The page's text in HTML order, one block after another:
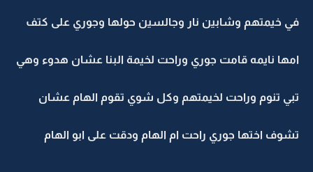
في خيمتهم وشابين نار وجالسين حولها وجوري على كتف
امها نايمه قامت جوري وراحت لخيمة البنا عشان هدوء وهي
تبي تنوم وراحت لخيمتهم وكل شوي تقوم الهام عشان
تشوف اختها جوري راحت ام الهام ودقت على ابو الهام